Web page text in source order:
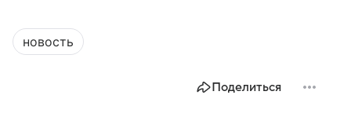
новость
Поделиться